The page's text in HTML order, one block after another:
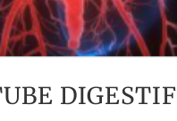
DIGESTIF